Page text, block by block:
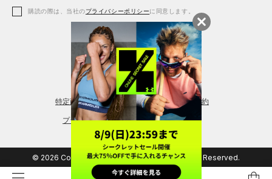
アクセサリー
レギンス＆タイツ
シューズ
購読の際は、当社のプライバシーポリシーに同意します。
特定商取引法に基づく通販の表記 会員規約
プライバシーポリシー
© 2026 Copyright DOME Corporation. All Rights Reserved.